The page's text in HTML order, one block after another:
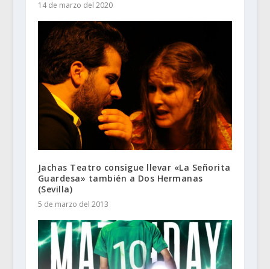
14 de marzo del 2020
Jachas Teatro consigue llevar «La Señorita
Guardesa» también a Dos Hermanas
(Sevilla)
5 de marzo del 2013